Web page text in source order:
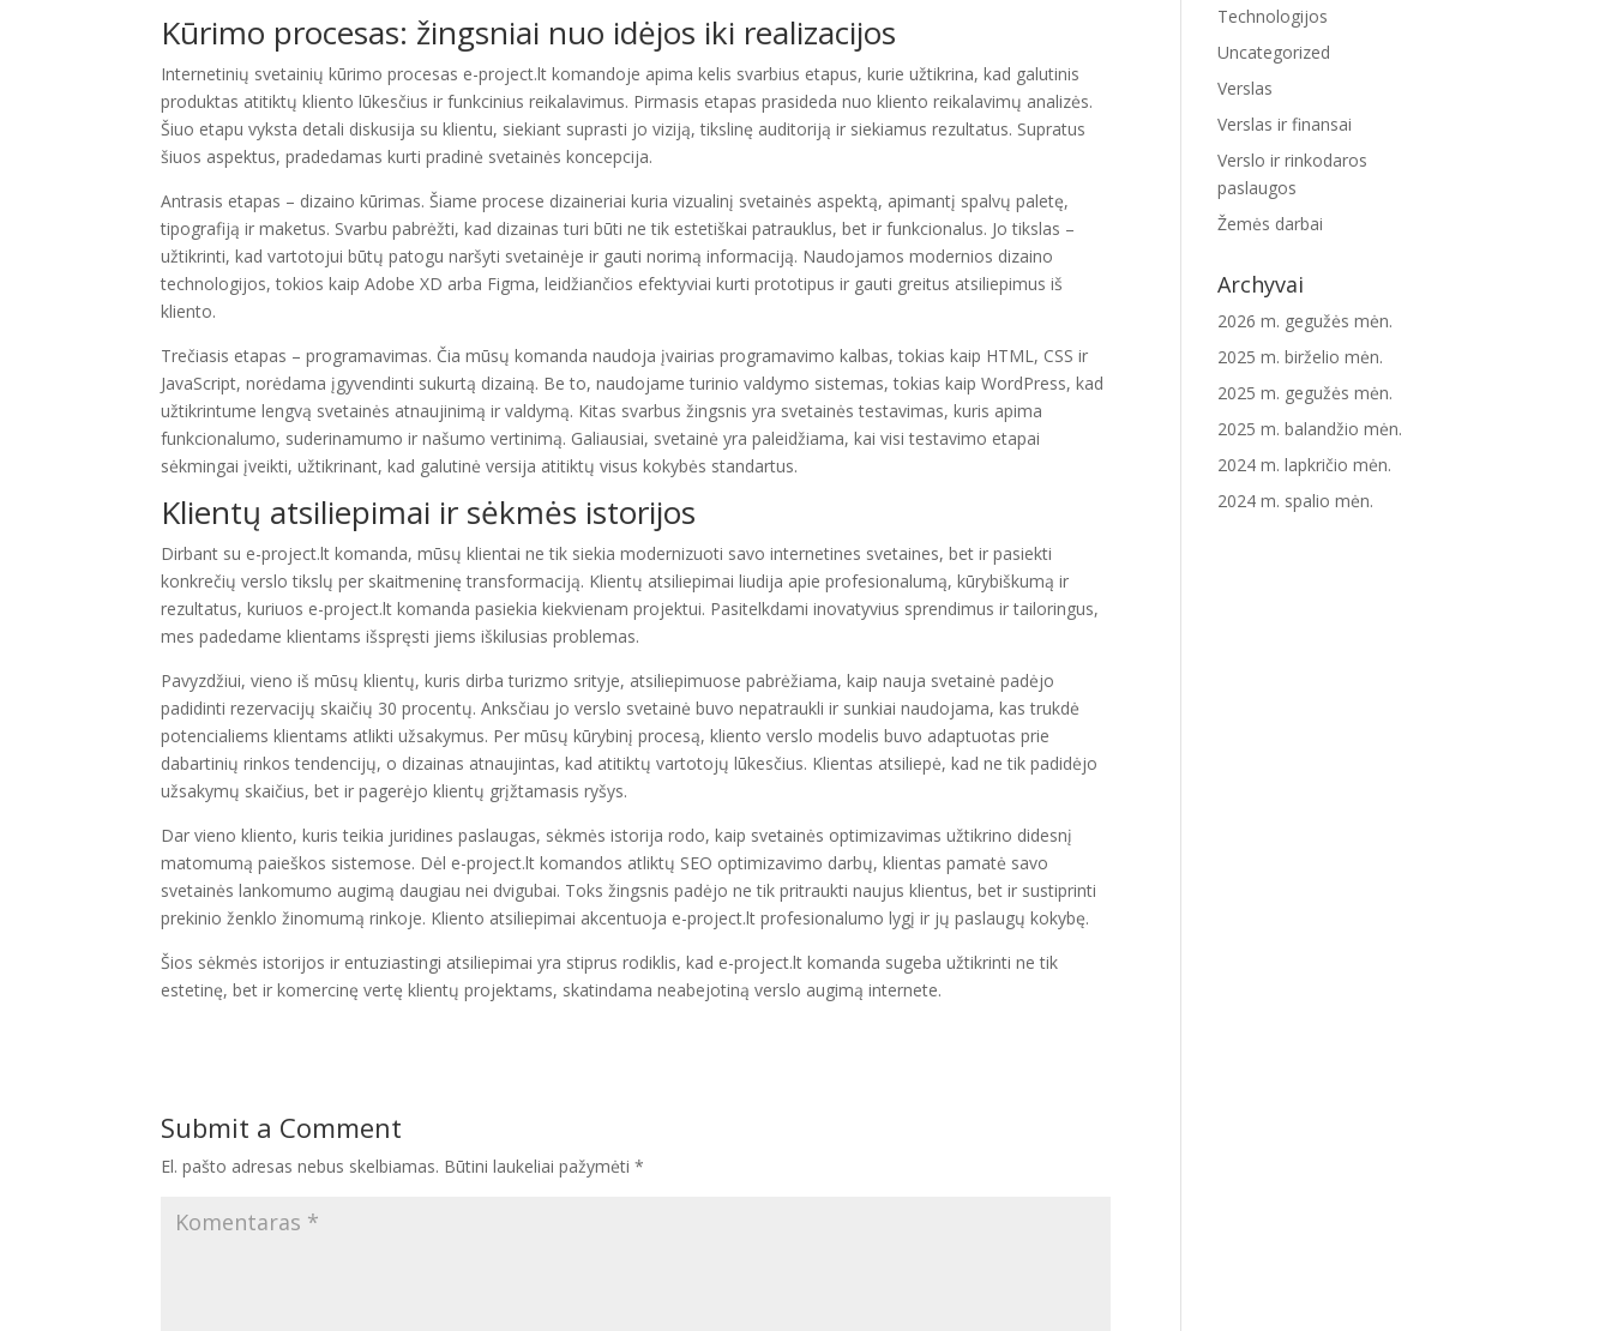
Kūrimo procesas: žingsniai nuo idėjos iki realizacijos
Internetinių svetainių kūrimo procesas e-project.lt komandoje apima kelis svarbius etapus, kurie užtikrina, kad galutinis
produktas atitiktų kliento lūkesčius ir funkcinius reikalavimus. Pirmasis etapas prasideda nuo kliento reikalavimų analizės.
Šiuo etapu vyksta detali diskusija su klientu, siekiant suprasti jo viziją, tikslinę auditoriją ir siekiamus rezultatus. Supratus
šiuos aspektus, pradedamas kurti pradinė svetainės koncepcija.
Antrasis etapas – dizaino kūrimas. Šiame procese dizaineriai kuria vizualinį svetainės aspektą, apimantį spalvų paletę,
tipografiją ir maketus. Svarbu pabrėžti, kad dizainas turi būti ne tik estetiškai patrauklus, bet ir funkcionalus. Jo tikslas –
užtikrinti, kad vartotojui būtų patogu naršyti svetainėje ir gauti norimą informaciją. Naudojamos modernios dizaino
technologijos, tokios kaip Adobe XD arba Figma, leidžiančios efektyviai kurti prototipus ir gauti greitus atsiliepimus iš
kliento.
Trečiasis etapas – programavimas. Čia mūsų komanda naudoja įvairias programavimo kalbas, tokias kaip HTML, CSS ir
JavaScript, norėdama įgyvendinti sukurtą dizainą. Be to, naudojame turinio valdymo sistemas, tokias kaip WordPress, kad
užtikrintume lengvą svetainės atnaujinimą ir valdymą. Kitas svarbus žingsnis yra svetainės testavimas, kuris apima
funkcionalumo, suderinamumo ir našumo vertinimą. Galiausiai, svetainė yra paleidžiama, kai visi testavimo etapai
sėkmingai įveikti, užtikrinant, kad galutinė versija atitiktų visus kokybės standartus.
Klientų atsiliepimai ir sėkmės istorijos
Dirbant su e-project.lt komanda, mūsų klientai ne tik siekia modernizuoti savo internetines svetaines, bet ir pasiekti
konkrečių verslo tikslų per skaitmeninę transformaciją. Klientų atsiliepimai liudija apie profesionalumą, kūrybiškumą ir
rezultatus, kuriuos e-project.lt komanda pasiekia kiekvienam projektui. Pasitelkdami inovatyvius sprendimus ir tailoringus,
mes padedame klientams išspręsti jiems iškilusias problemas.
Pavyzdžiui, vieno iš mūsų klientų, kuris dirba turizmo srityje, atsiliepimuose pabrėžiama, kaip nauja svetainė padėjo
padidinti rezervacijų skaičių 30 procentų. Anksčiau jo verslo svetainė buvo nepatraukli ir sunkiai naudojama, kas trukdė
potencialiems klientams atlikti užsakymus. Per mūsų kūrybinį procesą, kliento verslo modelis buvo adaptuotas prie
dabartinių rinkos tendencijų, o dizainas atnaujintas, kad atitiktų vartotojų lūkesčius. Klientas atsiliepė, kad ne tik padidėjo
užsakymų skaičius, bet ir pagerėjo klientų grįžtamasis ryšys.
Dar vieno kliento, kuris teikia juridines paslaugas, sėkmės istorija rodo, kaip svetainės optimizavimas užtikrino didesnį
matomumą paieškos sistemose. Dėl e-project.lt komandos atliktų SEO optimizavimo darbų, klientas pamatė savo
svetainės lankomumo augimą daugiau nei dvigubai. Toks žingsnis padėjo ne tik pritraukti naujus klientus, bet ir sustiprinti
prekinio ženklo žinomumą rinkoje. Kliento atsiliepimai akcentuoja e-project.lt profesionalumo lygį ir jų paslaugų kokybę.
Šios sėkmės istorijos ir entuziastingi atsiliepimai yra stiprus rodiklis, kad e-project.lt komanda sugeba užtikrinti ne tik
estetinę, bet ir komercinę vertę klientų projektams, skatindama neabejotiną verslo augimą internete.
Submit a Comment
El. pašto adresas nebus skelbiamas. Būtini laukeliai pažymėti*
Technologijos
Uncategorized
Verslas
Verslas ir finansai
Verslo ir rinkodaros
paslaugos
Žemės darbai
Archyvai
2026 m. gegužės mėn.
2025 m. birželio mėn.
2025 m. gegužės mėn.
2025 m. balandžio mėn.
2024 m. lapkričio mėn.
2024 m. spalio mėn.